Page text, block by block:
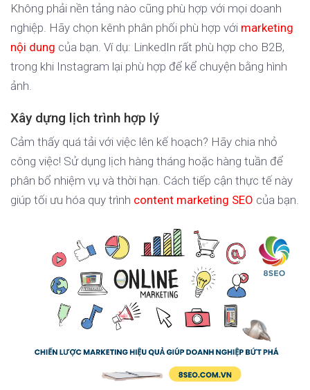
Không phải nền tảng nào cũng phù hợp với mọi doanh
nghiệp. Hãy chọn kênh phân phối phù hợp với marketing
nội dung của bạn. Ví dụ: LinkedIn rất phù hợp cho B2B,
trong khi Instagram lại phù hợp để kể chuyện bằng hình
ảnh.
Xây dựng lịch trình hợp lý
Cảm thấy quá tải với việc lên kế hoạch? Hãy chia nhỏ
công việc! Sử dụng lịch hàng tháng hoặc hàng tuần để
phân bổ nhiệm vụ và thời hạn. Cách tiếp cận thực tế này
giúp tối ưu hóa quy trình content marketing SEO của bạn.